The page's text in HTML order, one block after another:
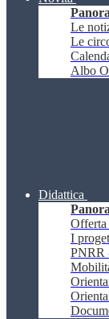
Le
Le
Albo
Didattica
Offerta
I
PNRR